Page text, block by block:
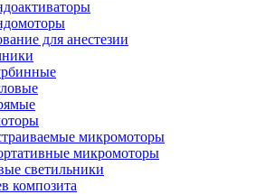
для анестезии
микромоторы
микромоторы
светильники
композита